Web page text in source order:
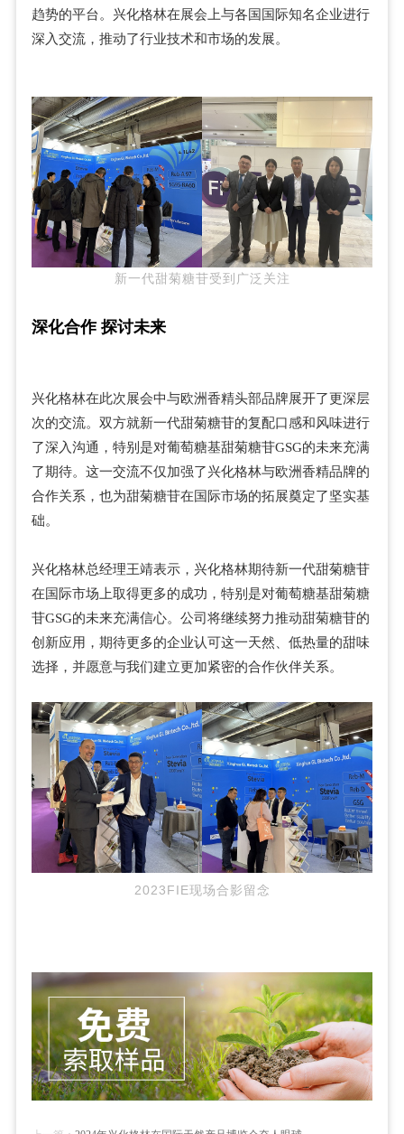
趋势的平台。兴化格林在展会上与各国国际知名企业进行
深入交流，推动了行业技术和市场的发展。
新一代甜菊糖苷受到广泛关注
深化合作 探讨未来
兴化格林在此次展会中与欧洲香精头部品牌展开了更深层
次的交流。双方就新一代甜菊糖苷的复配口感和风味进行
了深入沟通，特别是对葡萄糖基甜菊糖苷GSG的未来充满
了期待。这一交流不仅加强了兴化格林与欧洲香精品牌的
合作关系，也为甜菊糖苷在国际市场的拓展奠定了坚实基
础。
兴化格林总经理王靖表示，兴化格林期待新一代甜菊糖苷
在国际市场上取得更多的成功，特别是对葡萄糖基甜菊糖
苷GSG的未来充满信心。公司将继续努力推动甜菊糖苷的
创新应用，期待更多的企业认可这一天然、低热量的甜味
选择，并愿意与我们建立更加紧密的合作伙伴关系。
2023FIE现场合影留念